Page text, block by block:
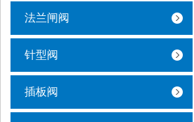
法兰闸阀
针型阀
插板阀